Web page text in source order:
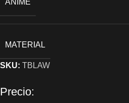
ANIME
MATERIAL
SKU:TBLAW
Precio: